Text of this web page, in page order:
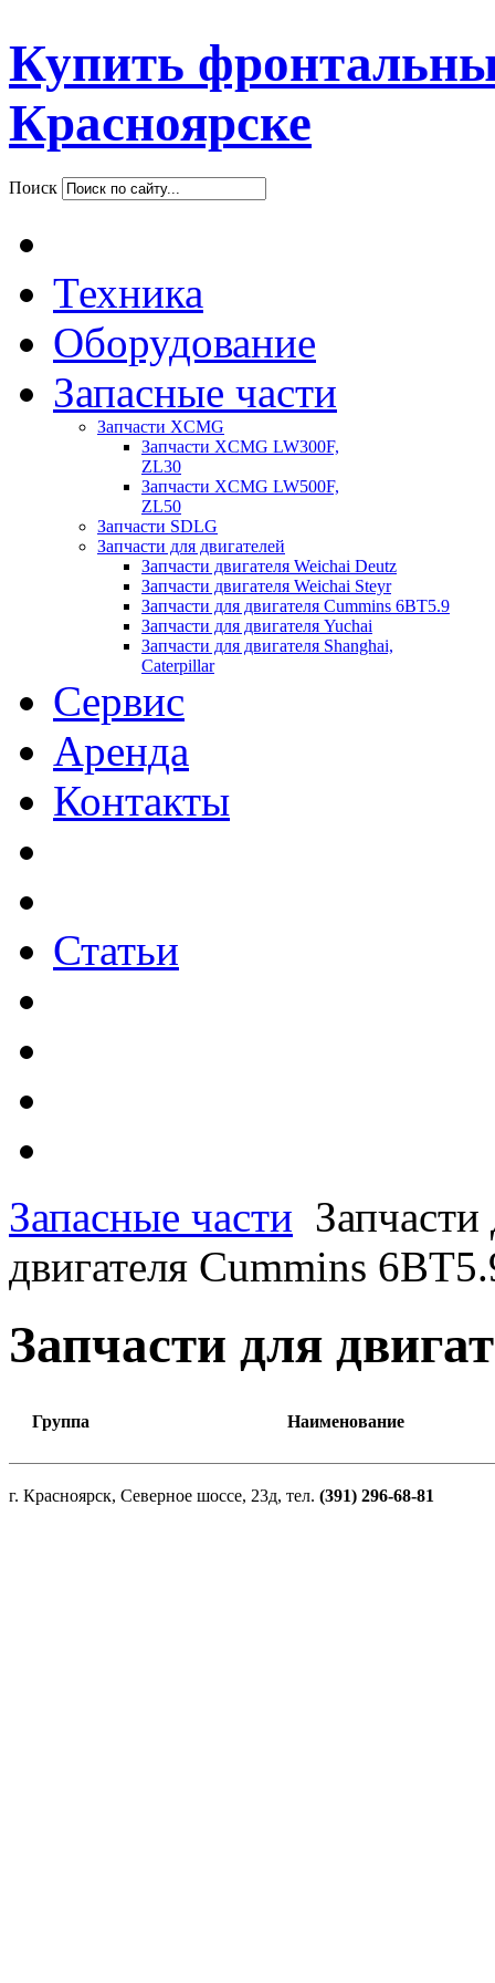
Купить
Красноярске
Поиск
Техника
Оборудование
Запасные части
Запчасти XCMG
Запчасти XCMG LW300F,
ZL30
Запчасти XCMG LW500F,
ZL50
Запчасти SDLG
Запчасти для двигателей
Запчасти двигателя Weichai Deutz
Запчасти двигателя Weichai Steyr
Запчасти для двигателя Cummins 6BT5.9
Запчасти для двигателя Yuchai
Запчасти для двигателя Shanghai,
Caterpillar
Сервис
Аренда
Контакты
Статьи
Запасные части Запчасти
двигателя Cummins
Запчасти для
Группа Наименование
г. Красноярск, Северное шоссе, 23д, тел. (391) 296-68-81